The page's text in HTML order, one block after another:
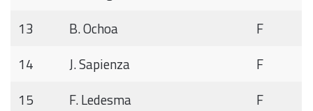
13
B. Ochoa
F
14
J. Sapienza
F
15
F. Ledesma
F